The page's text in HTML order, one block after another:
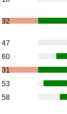
32
47
60
31
53
58